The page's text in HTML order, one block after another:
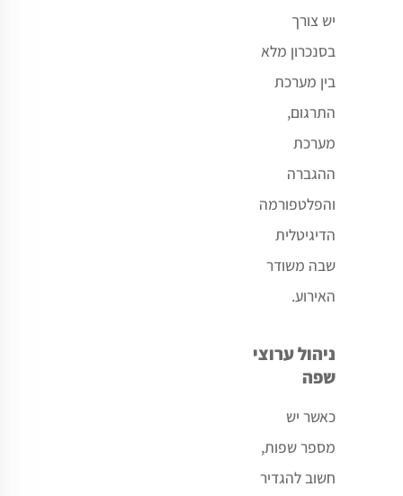
יש צורך
בסנכרון מלא
בין מערכת
התרגום,
מערכת
ההגברה
והפלטפורמה
הדיגיטלית
שבה משודר
האירוע.
ניהול ערוצי
שפה
כאשר יש
מספר שפות,
חשוב להגדיר